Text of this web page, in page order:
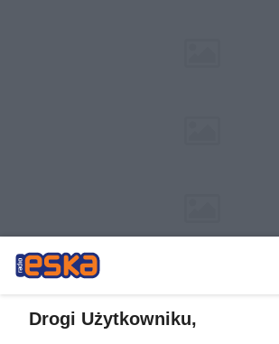
Drogi Użytkowniku,